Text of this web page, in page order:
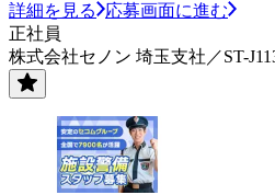
詳細を見る
応募画面に進む
正社員
株式会社セノン 埼玉支社／ST-